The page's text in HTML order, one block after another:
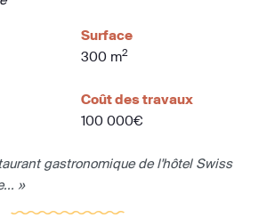
Surface
300 m2
Coût des travaux
100 000€
gastronomique de l'hôtel Swiss
»